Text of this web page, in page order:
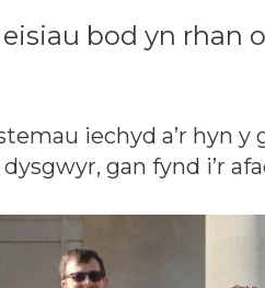
bod yn rhan
iechyd a’r hyn
gan fynd i’r